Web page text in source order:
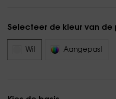
Selecteer de kleur van de
Wit Aangepast